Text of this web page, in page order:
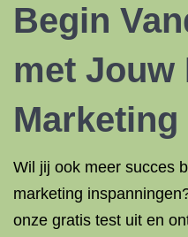
Begin
met Jouw
Wil jij ook meer succes
marketing
onze gratis test uit en